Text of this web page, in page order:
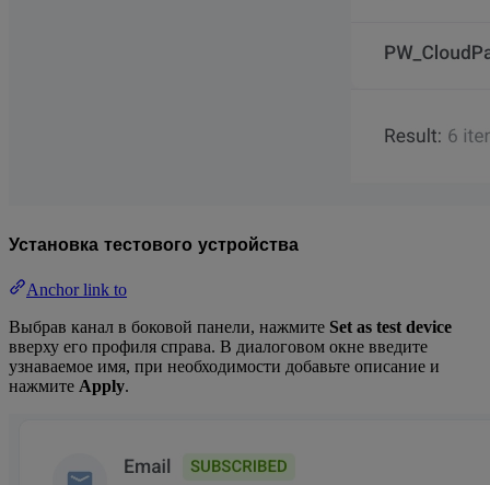
Установка тестового устройства
Anchor link to
Выбрав канал в боковой панели, нажмите Set as test device
вверху его профиля справа. В диалоговом окне введите
узнаваемое имя, при необходимости добавьте описание и
нажмите Apply.